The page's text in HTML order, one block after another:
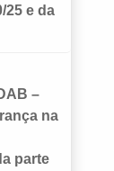
25 e da
–
na
parte